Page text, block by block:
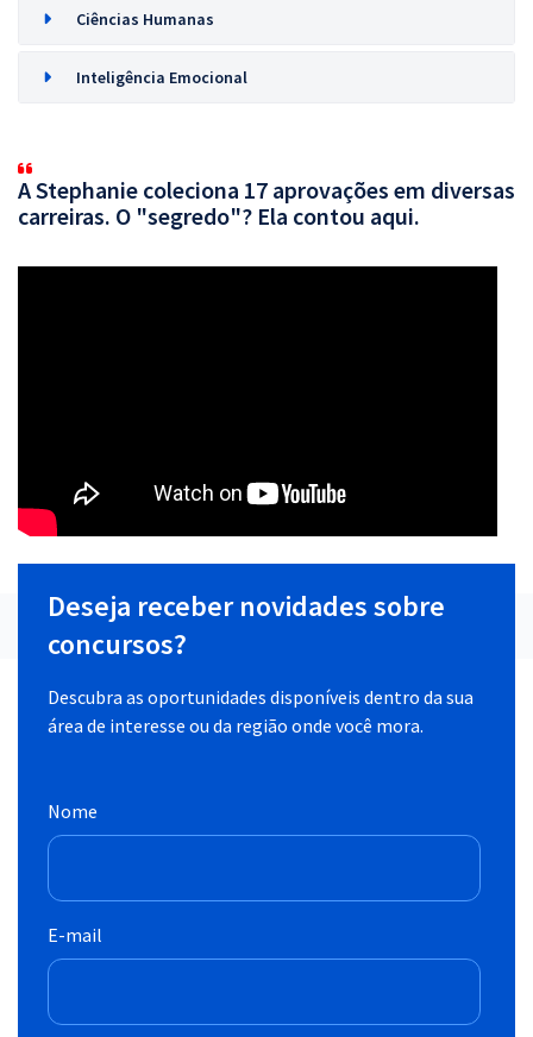
Ciências Humanas
Inteligência Emocional
A Stephanie coleciona 17 aprovações em diversas
carreiras. O "segredo"? Ela contou aqui.
Deseja receber novidades sobre
concursos?
Descubra as oportunidades disponíveis dentro da sua
área de interesse ou da região onde você mora.
Nome
E-mail